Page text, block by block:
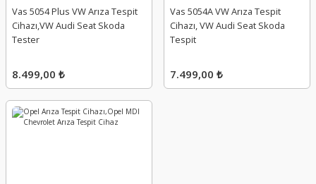
Vas 5054 Plus VW Arıza Tespit
Cihazı,VW Audi Seat Skoda
Tester
8.499,00 ₺
Vas 5054A VW Arıza Tespit
Cihazı, VW Audi Seat Skoda
Tespit
7.499,00 ₺